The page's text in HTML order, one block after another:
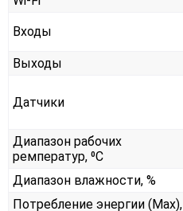
Входы
Выходы
Датчики
Диапазон рабочих
ремператур, ⁰С
Диапазон влажности, %
Потребление энергии (Max),